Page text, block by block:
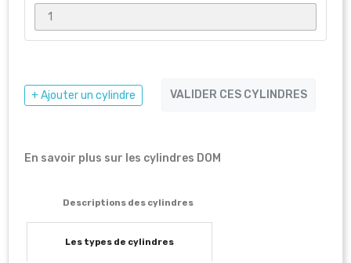
+ Ajouter un cylindre VALIDER CES CYLINDRES
En savoir plus sur les cylindres DOM
Descriptions des cylindres
Les types de cylindres